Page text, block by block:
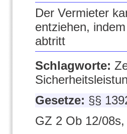
Der Vermieter
entziehen,
abtritt
Schlagworte:
Gesetze: §§
GZ 2 Ob 12/